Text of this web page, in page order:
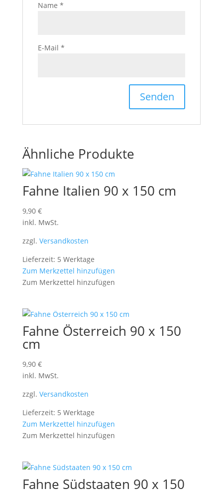
Name *
E-Mail *
Ähnliche Produkte
Fahne Italien 90 x 150 cm
9,90 €
inkl. MwSt.
zzgl. Versandkosten
Lieferzeit: 5 Werktage
Zum Merkzettel hinzufügen
Zum Merkzettel hinzufügen
Fahne Österreich 90 x 150
cm
9,90 €
inkl. MwSt.
zzgl. Versandkosten
Lieferzeit: 5 Werktage
Zum Merkzettel hinzufügen
Zum Merkzettel hinzufügen
Fahne Südstaaten 90 x 150